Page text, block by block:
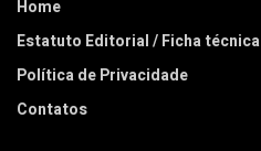
Home
Estatuto Editorial / Ficha técnica
Política de Privacidade
Contatos